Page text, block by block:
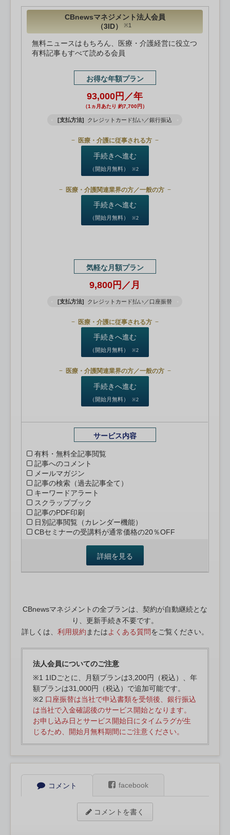
CBnewsマネジメント法人会員
（3ID）
※1
無料ニュースはもちろん、医療・介護経営に役立つ
有料記事もすべて読める会員
お得な年額プラン
93,000円／年
（1ヵ月あたり 約7,700円）
[支払方法] クレジットカード払い／銀行振込
医療・介護に従事される方
手続きへ進む
（開始月無料） ※2
医療・介護関連業界の方／一般の方
手続きへ進む
（開始月無料） ※2
気軽な月額プラン
9,800円／月
[支払方法] クレジットカード払い／口座振替
医療・介護に従事される方
手続きへ進む
（開始月無料） ※2
医療・介護関連業界の方／一般の方
手続きへ進む
（開始月無料） ※2
サービス内容
有料・無料全記事閲覧
記事へのコメント
メールマガジン
記事の検索（過去記事全て）
キーワードアラート
スクラップブック
記事のPDF印刷
日別記事閲覧（カレンダー機能）
CBセミナーの受講料が通常価格の20％OFF
詳細を見る
CBnewsマネジメントの全プランは、契約が自動継続とな
り、更新手続き不要です。
詳しくは、 利用規約 またはよくある質問をご覧ください。
法人会員についてのご注意
※1 1IDごとに、月額プランは3,200円（税込）、年
額プランは31,000円（税込）で追加可能です。
※2 口座振替は当社で申込書類を受領後、銀行振込
は当社で入金確認後のサービス開始となります。
お申し込み日とサービス開始日にタイムラグが生
じるため、開始月無料期間にご注意ください。
コメント facebook
コメントを書く